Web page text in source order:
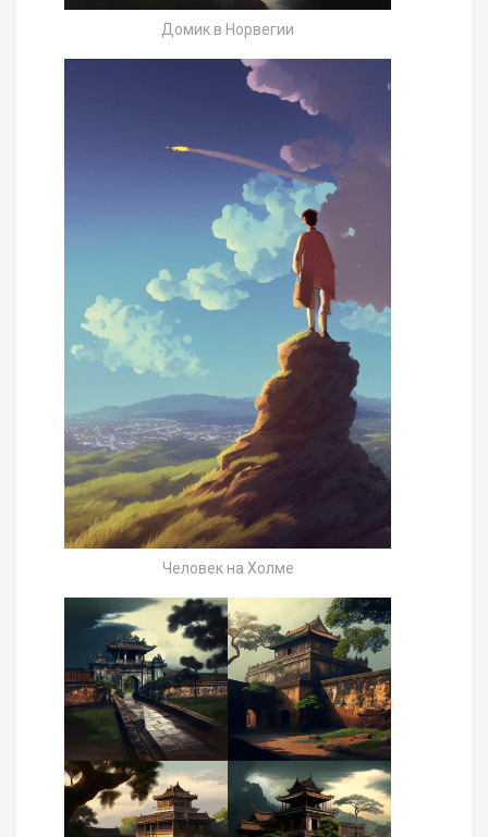
Домик в Норвегии
Человек на Холме